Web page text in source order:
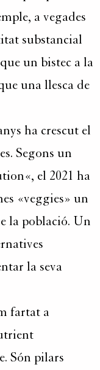
a vegades
substancial
un bistec a la
una llesca de
ha crescut el
Segons un
«, el 2021 ha
«veggies» un
la població. Un
la seva
fartat a
Són pilars